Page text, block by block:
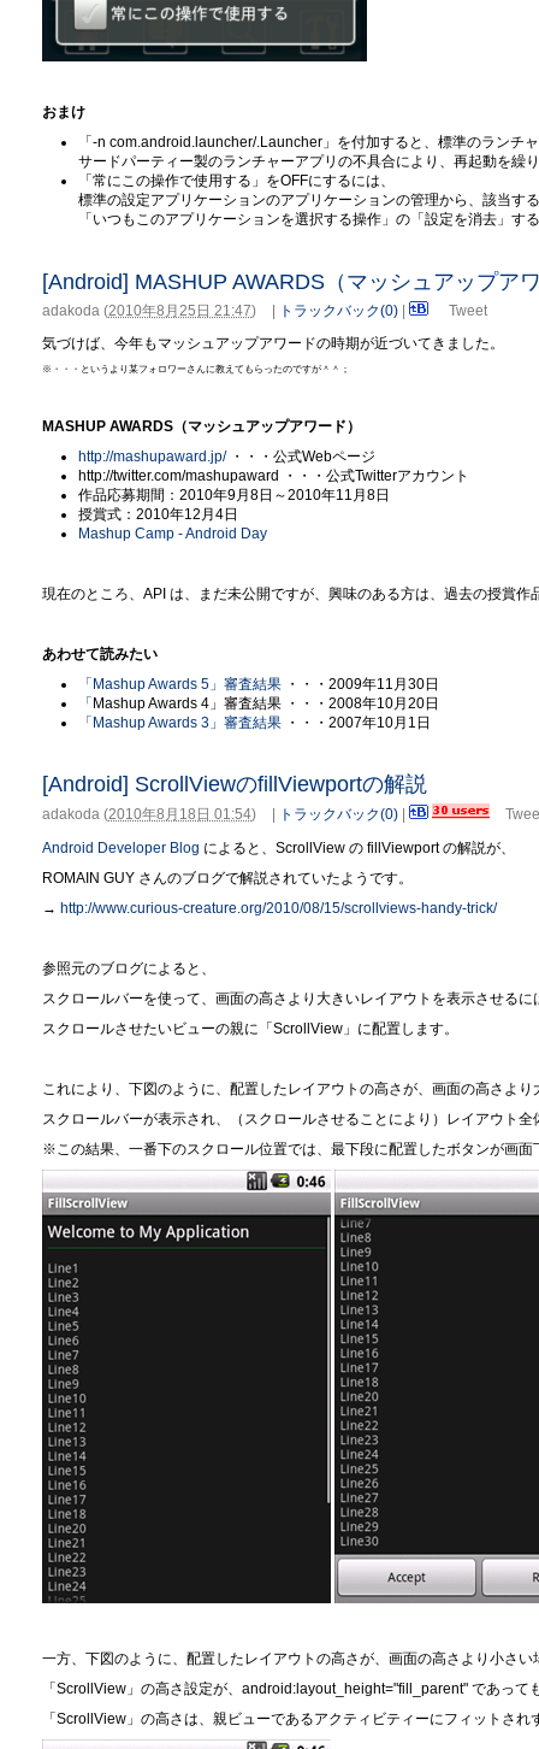
おまけ
「-n com.android.launcher/.Launcher」を付加すると、標準のランチ
サードパーティー製のランチャーアプリの不具合により、再起動を繰
「常にこの操作で使用する」をOFFにするには、
標準の設定アプリケーションのアプリケーションの管理から、該当す
「いつもこのアプリケーションを選択する操作」の「設定を消去」す
[Android] MASHUP AWARDS（マッシュアップア
adakoda (2010年8月25日 21:47) | トラックバック(0) |
Tweet
気づけば、今年もマッシュアップアワードの時期が近づいてきました。
※・・・というより某フォロワーさんに教えてもらったのですが＾＾；
MASHUP AWARDS（マッシュアップアワード）
http://mashupaward.jp/・・・公式Webページ
http://twitter.com/mashupaward ・・・公式Twitterアカウント
作品応募期間：2010年9月8日～2010年11月8日
授賞式：2010年12月4日
Mashup Camp - Android Day
現在のところ、API は、まだ未公開ですが、興味のある方は、過去の授賞
あわせて読みたい
「Mashup Awards 5」審査結果 ・・・2009年11月30日
「 Mashup Awards 4」審査結果 ・・・2008年10月20日
「Mashup Awards 3」審査結果 ・・・2007年10月1日
[Android] ScrollViewのfillViewportの解説
adakoda (2010年8月18日 01:54) トラックバック(0)
Android Developer Blog によると、ScrollView の fillViewport の解説が、
ROMAIN GUY さんのブログで解説されていたようです。
→ http://www.curious-creature.org/2010/08/15/scrollviews-handy-trick/
参照元のブログによると、
スクロールバーを使って、画面の高さより大きいレイアウトを表示させるに
スクロールさせたいビューの親に「ScrollView」に配置します。
これにより、下図のように、配置したレイアウトの高さが、画面の高さより
スクロールバーが表示され、（スクロールさせることにより）レイアウト
※この結果、一番下のスクロール位置では、最下段に配置したボタンが画面
一方、下図のように、配置したレイアウトの高さが、画面の高さより小さい
「ScrollView」の高さ設定が、android:layout_height="fill_parent" であって
「ScrollView」の高さは、親ビューであるアクティビティーにフィットさ